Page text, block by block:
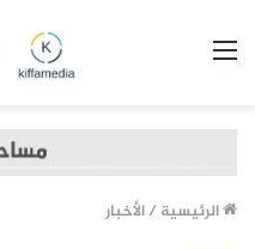
الرئيسية /الأخبار